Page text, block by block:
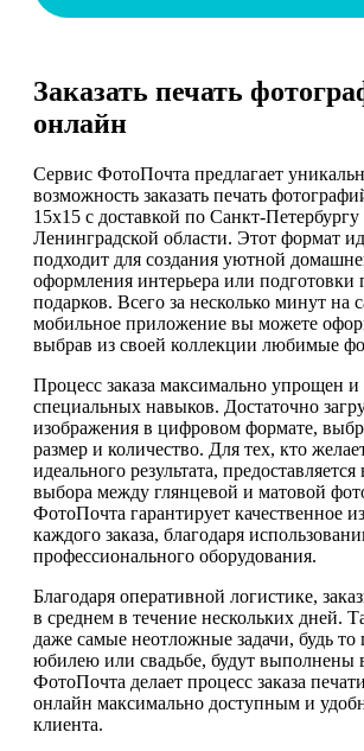
Заказать печать
онлайн
Сервис ФотоПочта предлагает
возможность заказать печать
15х15 с доставкой по Санкт-Петербургу
Ленинградской области. Этот формат
подходит для создания уютной
оформления интерьера или подготовки
подарков. Всего за несколько минут на
мобильное приложение вы можете
выбрав из своей коллекции любимые
Процесс заказа максимально упрощен и
специальных навыков. Достаточно
изображения в цифровом формате,
размер и количество. Для тех, кто
идеального результата,
выбора между глянцевой и матовой
ФотоПочта гарантирует качественное
каждого заказа, благодаря
профессионального оборудования.
Благодаря оперативной логистике,
в среднем в течение нескольких дней.
даже самые неотложные задачи, будь то
юбилею или свадьбе, будут выполнены
ФотоПочта делает процесс заказа
онлайн максимально доступным и
клиента.